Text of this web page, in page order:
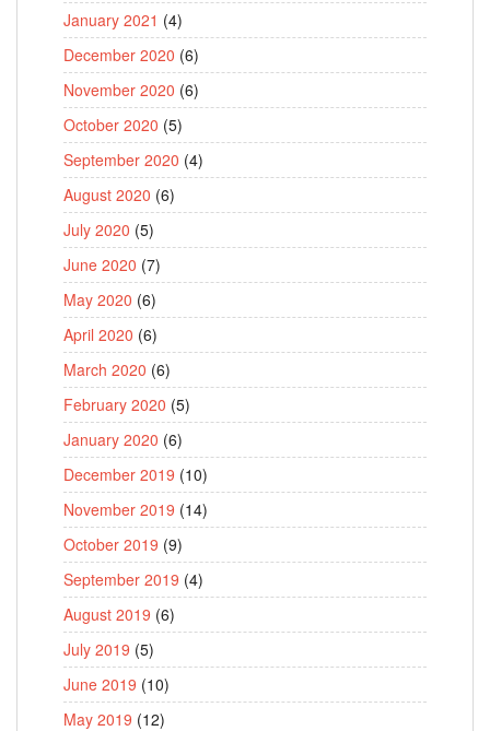
January 2021 (4)
December 2020 (6)
November 2020 (6)
October 2020 (5)
September 2020 (4)
August 2020 (6)
July 2020 (5)
June 2020 (7)
May 2020 (6)
April 2020 (6)
March 2020 (6)
February 2020 (5)
January 2020 (6)
December 2019 (10)
November 2019 (14)
October 2019 (9)
September 2019 (4)
August 2019 (6)
July 2019 (5)
June 2019 (10)
May 2019 (12)